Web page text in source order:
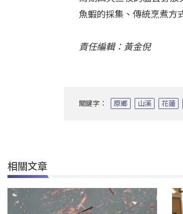
魚蝦的採集、傳統烹煮方
責任編輯：黃金倪
關鍵字： 原鄉 山溪 花蓮
相關文章